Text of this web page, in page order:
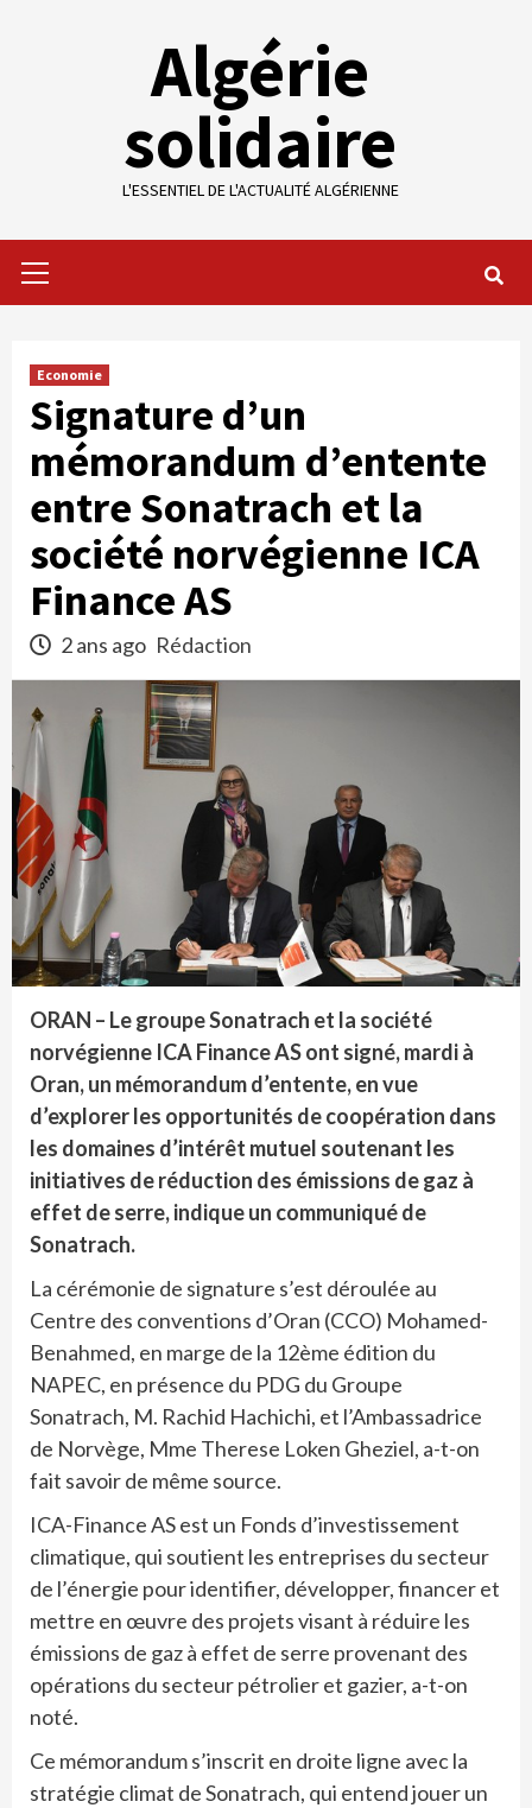
Algérie
solidaire
L'ESSENTIEL DE L'ACTUALITÉ ALGÉRIENNE
Menu
Economie
Signature d’un
mémorandum d’entente
entre Sonatrach et la
société norvégienne ICA
Finance AS
2 ans ago Rédaction
ORAN – Le groupe Sonatrach et la société
norvégienne ICA Finance AS ont signé, mardi à
Oran, un mémorandum d’entente, en vue
d’explorer les opportunités de coopération dans
les domaines d’intérêt mutuel soutenant les
initiatives de réduction des émissions de gaz à
effet de serre, indique un communiqué de
Sonatrach.
La cérémonie de signature s’est déroulée au
Centre des conventions d’Oran (CCO) Mohamed-
Benahmed, en marge de la 12ème édition du
NAPEC, en présence du PDG du Groupe
Sonatrach, M. Rachid Hachichi, et l’Ambassadrice
de Norvège, Mme Therese Loken Gheziel, a-t-on
fait savoir de même source.
ICA-Finance AS est un Fonds d’investissement
climatique, qui soutient les entreprises du secteur
de l’énergie pour identifier, développer, financer et
mettre en œuvre des projets visant à réduire les
émissions de gaz à effet de serre provenant des
opérations du secteur pétrolier et gazier, a-t-on
noté.
Ce mémorandum s’inscrit en droite ligne avec la
stratégie climat de Sonatrach, qui entend jouer un